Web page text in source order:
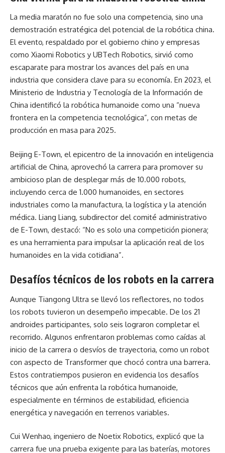
La media maratón no fue solo una competencia, sino una
demostración estratégica del potencial de la robótica china.
El evento, respaldado por el gobierno chino y empresas
como Xiaomi Robotics y UBTech Robotics, sirvió como
escaparate para mostrar los avances del país en una
industria que considera clave para su economía. En 2023, el
Ministerio de Industria y Tecnología de la Información de
China identificó la robótica humanoide como una “nueva
frontera en la competencia tecnológica”, con metas de
producción en masa para 2025.
Beijing E-Town, el epicentro de la innovación en inteligencia
artificial de China, aprovechó la carrera para promover su
ambicioso plan de desplegar más de 10.000 robots,
incluyendo cerca de 1.000 humanoides, en sectores
industriales como la manufactura, la logística y la atención
médica. Liang Liang, subdirector del comité administrativo
de E-Town, destacó: “No es solo una competición pionera;
es una herramienta para impulsar la aplicación real de los
humanoides en la vida cotidiana”.
Desafíos técnicos de los robots en la carrera
Aunque Tiangong Ultra se llevó los reflectores, no todos
los robots tuvieron un desempeño impecable. De los 21
androides participantes, solo seis lograron completar el
recorrido. Algunos enfrentaron problemas como caídas al
inicio de la carrera o desvíos de trayectoria, como un robot
con aspecto de Transformer que chocó contra una barrera.
Estos contratiempos pusieron en evidencia los desafíos
técnicos que aún enfrenta la robótica humanoide,
especialmente en términos de estabilidad, eficiencia
energética y navegación en terrenos variables.
Cui Wenhao, ingeniero de Noetix Robotics, explicó que la
carrera fue una prueba exigente para las baterías, motores